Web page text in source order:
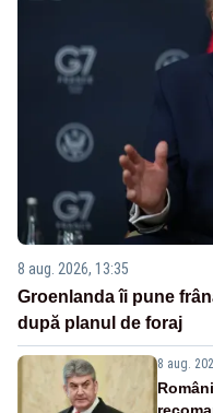
8 aug. 2026, 13:35
Groenlanda îi pune
după planul de foraj
8 aug.